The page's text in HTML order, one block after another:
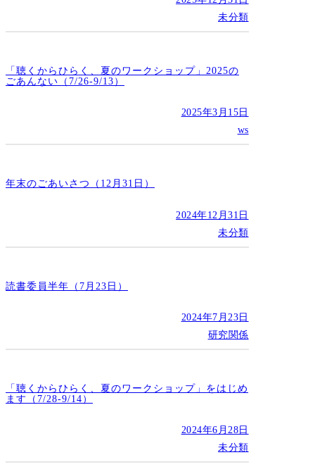
未分類
「聴くからひらく、夏のワークショップ」2025の
ごあんない（7/26-9/13）
2025年3月15日
ws
年末のごあいさつ（12月31日）
2024年12月31日
未分類
読書委員半年（7月23日）
2024年7月23日
研究関係
「聴くからひらく、夏のワークショップ」をはじめ
ます（7/28-9/14）
2024年6月28日
未分類